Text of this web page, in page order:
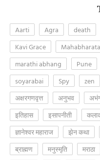
Aarti Agra death
Kavi Grace
Mahabharata
marathi abhang
Pune
soyarabai
Spy zen
अक्षरगणवृत्त
अनुभव
इतिहास
इसापनीती
ज्ञानेश्वर महाराज
झेन कथा
ब्राह्मण
मनुस्मृति मराठा